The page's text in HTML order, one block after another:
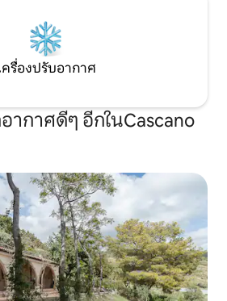
ครื่องปรับอากาศ
กาศดีๆ อีกในCascano